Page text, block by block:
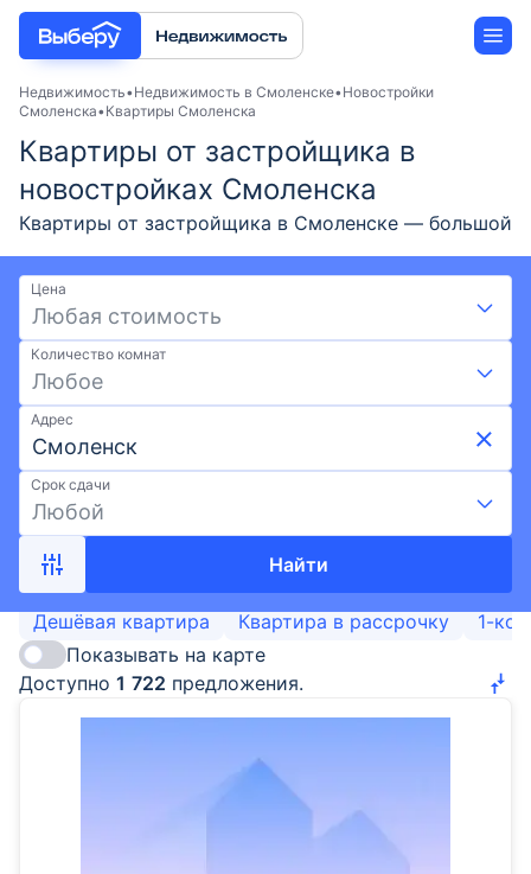
Новостройки
Застройщики
Ипотека
Недвижимость Недвижимость в Смоленске Новостройки
Смоленска Квартиры Смоленска
Квартиры от застройщика в
новостройках Смоленска
Квартиры от застройщика в Смоленске — большой
выбор квартир в новостройках в 2026 году.
Количество квартир, доступных к выбору: 1722.
Подобрать квартиру от застройщиков Смоленска
можно на выгодных условиях: акции и скидки от
девелоперов, ипотека. Поиск подходящей
недвижимости по карте, удобным фильтрам,
актуальные цены и планировки. Квартиры в
новостройках с ценами от 3,23 млн ₽ и площадью
от 24 м² до 101,6 м². Подберите квартиру от
застройщика в Смоленске на Выберу.ру
Цена
Любая стоимость
Количество комнат
Любое
Адрес
Срок сдачи
Любой
Найти
Дешёвая квартира Квартира в рассрочку
1-
Показывать на карте
Доступно 1 722 предложения.